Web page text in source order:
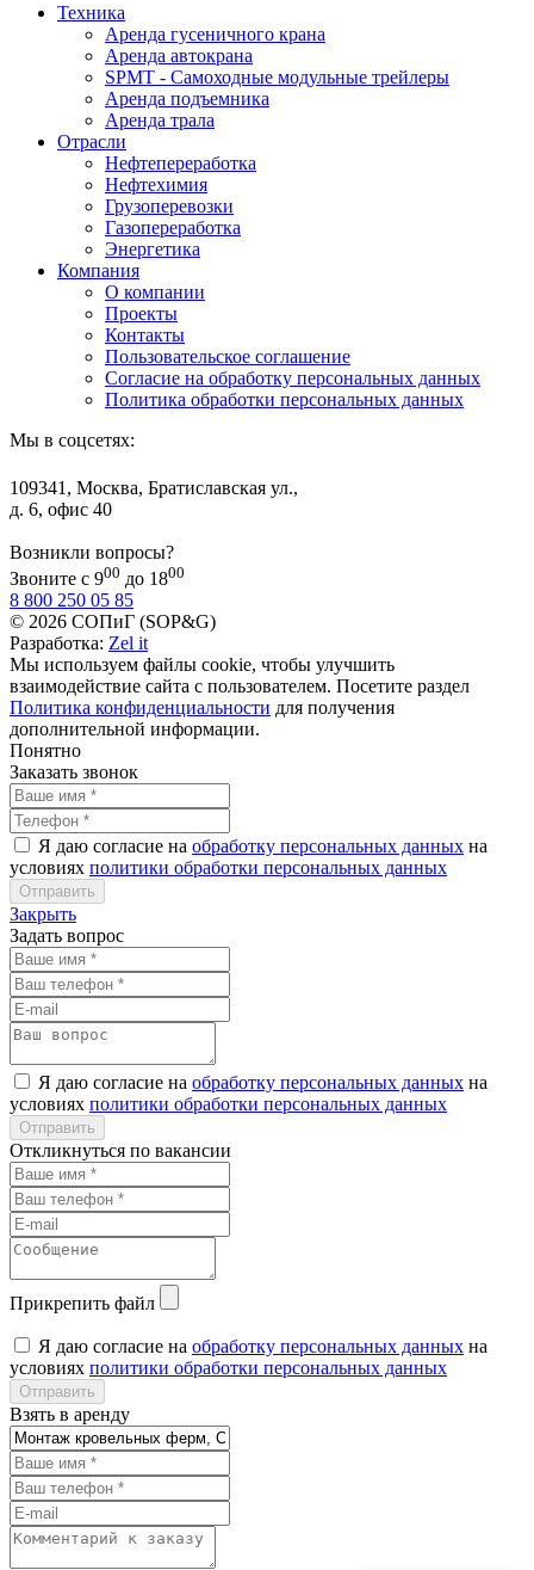
Техника
Аренда гусеничного крана
Аренда автокрана
SPMT - Самоходные модульные трейлеры
Аренда подъемника
Аренда трала
Отрасли
Нефтепереработка
Нефтехимия
Грузоперевозки
Газопереработка
Энергетика
Компания
О компании
Проекты
Контакты
Пользовательское соглашение
Согласие на обработку персональных данных
Политика обработки персональных данных
Мы в соцсетях:
109341, Москва, Братиславская ул.,
д. 6, офис 40
Возникли вопросы?
Звоните с 900 до 1800
8 800 250 05 85
© 2026 СОПиГ (SOP&G)
Разработка: Zel it
Мы используем файлы cookie, чтобы улучшить
взаимодействие сайта с пользователем. Посетите раздел
Политика конфиденциальности для получения
дополнительной информации.
Понятно
Заказать звонок
Я даю согласие на обработку персональных данных на
условиях политики обработки персональных данных
Закрыть
Задать вопрос
Я даю согласие на обработку персональных данных на
условиях политики обработки персональных данных
Откликнуться по вакансии
Прикрепить файл
Я даю согласие на обработку персональных данных на
условиях политики обработки персональных данных
Взять в аренду